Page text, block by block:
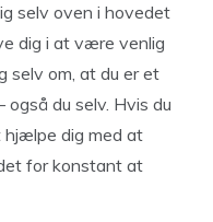
selv oven i hovedet
dig i at være venlig
selv om, at du er et
også du selv. Hvis du
hjælpe dig med at
for konstant at